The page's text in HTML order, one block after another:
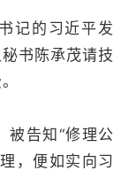
记的习近平发
书陈承茂请技
被告知“修理公
，便如实向习